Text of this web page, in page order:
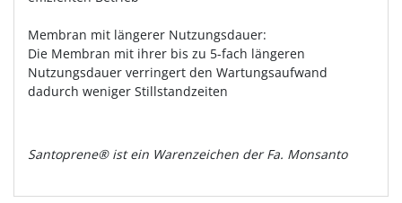
Membran mit längerer Nutzungsdauer:
Die Membran mit ihrer bis zu 5-fach längeren
Nutzungsdauer verringert den Wartungsaufwand
dadurch weniger Stillstandzeiten
Santoprene® ist ein Warenzeichen der Fa. Monsanto